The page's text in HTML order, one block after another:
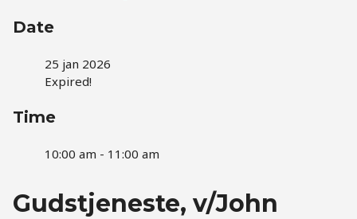
Date
25 jan 2026
Expired!
Time
10:00 am - 11:00 am
Gudstjeneste, v/John